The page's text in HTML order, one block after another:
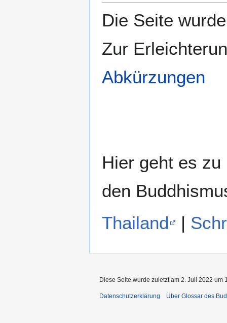
Die Seite
Zur
Abkürzungen
Hier geht es
den
Thailand
|
Diese Seite wurde zuletzt am 2. Juli 2022 um
Datenschutzerklärung Über Glossar des